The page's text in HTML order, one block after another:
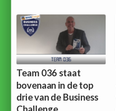
Team 036 staat
bovenaan in de top
drie van de Business